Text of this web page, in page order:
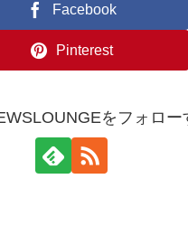
Facebook
Pinterest
をフォロー